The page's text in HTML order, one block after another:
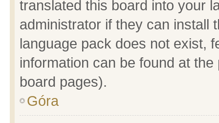
translated this board into your
administrator if they can install
language pack does not exist,
information can be found at
board pages).
Góra